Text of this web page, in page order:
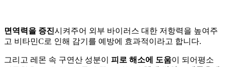
면역력을 증진시켜주어 외부 바이러스 대한 저항력을 높여주
고 비타민C로 인해 감기를 예방에 효과적이라고 합니다.
그리고 레몬 속 구연산 성분이 피로 해소에 도움이 되어평소